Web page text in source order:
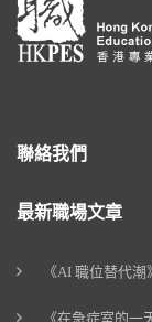
聯絡我們
最新職場文章
《AI 職位替代潮》
《在急症室的一